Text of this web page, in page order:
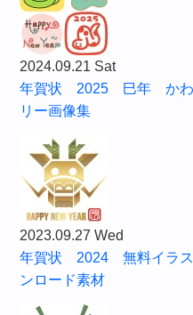
2024.09.21 Sat
年賀状 2025 巳年 かわ
リー画像集
2023.09.27 Wed
年賀状 2024 無料イラ
ンロード素材